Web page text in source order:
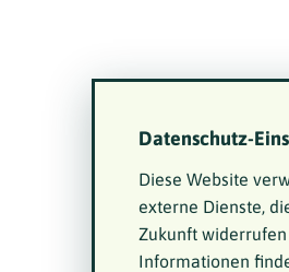
Datenschutz-
Diese Website
externe Dienste,
Zukunft
Informationen